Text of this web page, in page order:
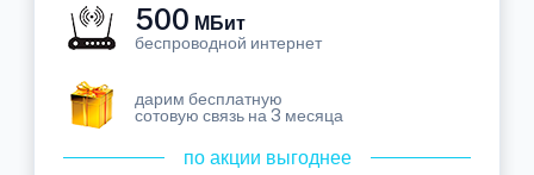
500 МБит
беспроводной интернет
дарим бесплатную
сотовую связь на 3 месяца
по акции выгоднее